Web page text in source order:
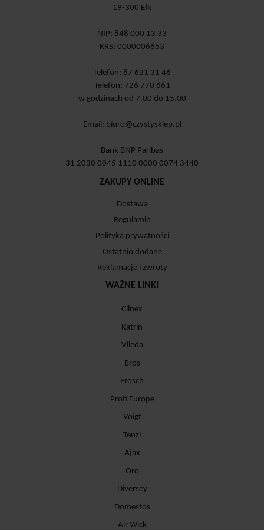
19-300 Ełk
NIP: 848 000 13 33
KRS: 0000006653
Telefon: 87 621 31 46
Telefon: 726 770 661
w godzinach od 7.00 do 15.00
Email: biuro@czystysklep.pl
Bank BNP Paribas
31 2030 0045 1110 0000 0074 3440
ZAKUPY ONLINE
Dostawa
Regulamin
Polityka prywatności
Ostatnio dodane
Reklamacje i zwroty
WAŻNE LINKI
Clinex
Katrin
Vileda
Bros
Frosch
Profi Europe
Voigt
Tenzi
Ajax
Oro
Diversey
Domestos
Air Wick